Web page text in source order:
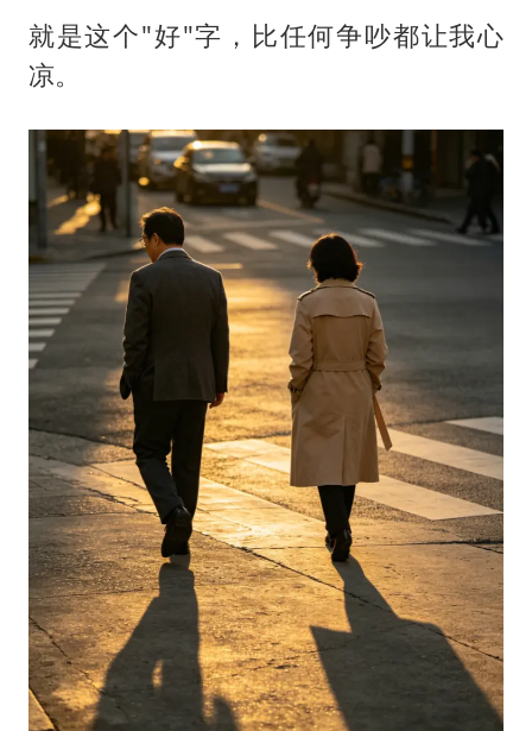
就是这个"好"字，比任何争吵都让我心
凉。